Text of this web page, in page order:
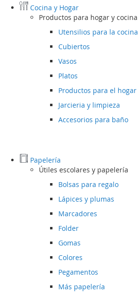
Cocina y Hogar
Productos para hogar y cocina
Utensilios para la cocina
Cubiertos
Vasos
Platos
Productos para el hogar
Jarcieria y limpieza
Accesorios para baño
Papelería
Útiles escolares y papelería
Bolsas para regalo
Lápices y plumas
Marcadores
Folder
Gomas
Colores
Pegamentos
Más papelería